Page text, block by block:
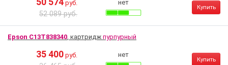
50 574 руб.
52 089 руб.
нет
Купить
Epson C13T838340, картридж пурпурный
35 400 руб. нет
Купить